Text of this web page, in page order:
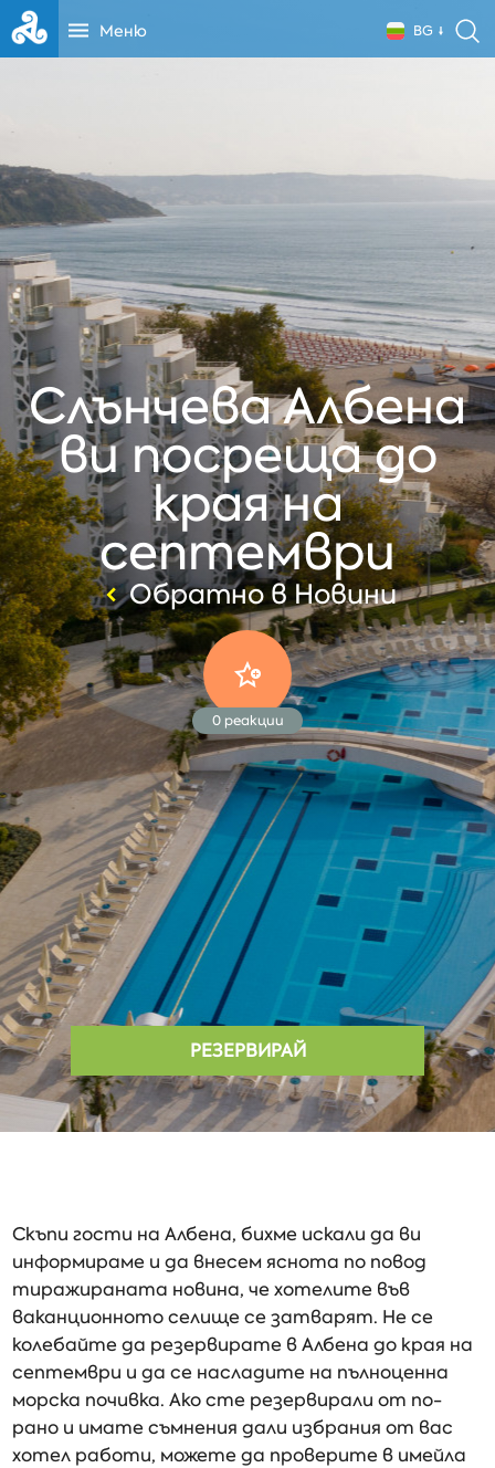
Меню BG
Слънчева Албена
ви посреща до
края на
септември
Обратно в Новини
0реакции
РЕЗЕРВИРАЙ
Скъпи гости на Албена, бихме искали да ви
информираме и да внесем яснота по повод
тиражираната новина, че хотелите във
ваканционното селище се затварят. Не се
колебайте да резервирате в Албена до края на
септември и да се насладите на пълноценна
морска почивка. Ако сте резервирали от по-
рано и имате съмнения дали избрания от вас
хотел работи, можете да проверите в имейла